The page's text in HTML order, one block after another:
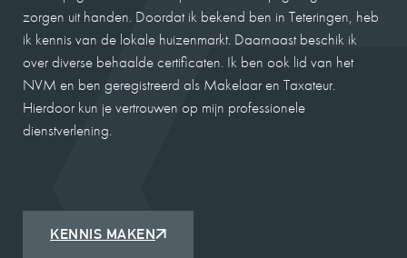
zorgen uit handen. Doordat ik bekend ben in Teteringen, heb
ik kennis van de lokale huizenmarkt. Daarnaast beschik ik
over diverse behaalde certificaten. Ik ben ook lid van het
NVM en ben geregistreerd als Makelaar en Taxateur.
Hierdoor kun je vertrouwen op mijn professionele
dienstverlening.
KENNIS MAKEN